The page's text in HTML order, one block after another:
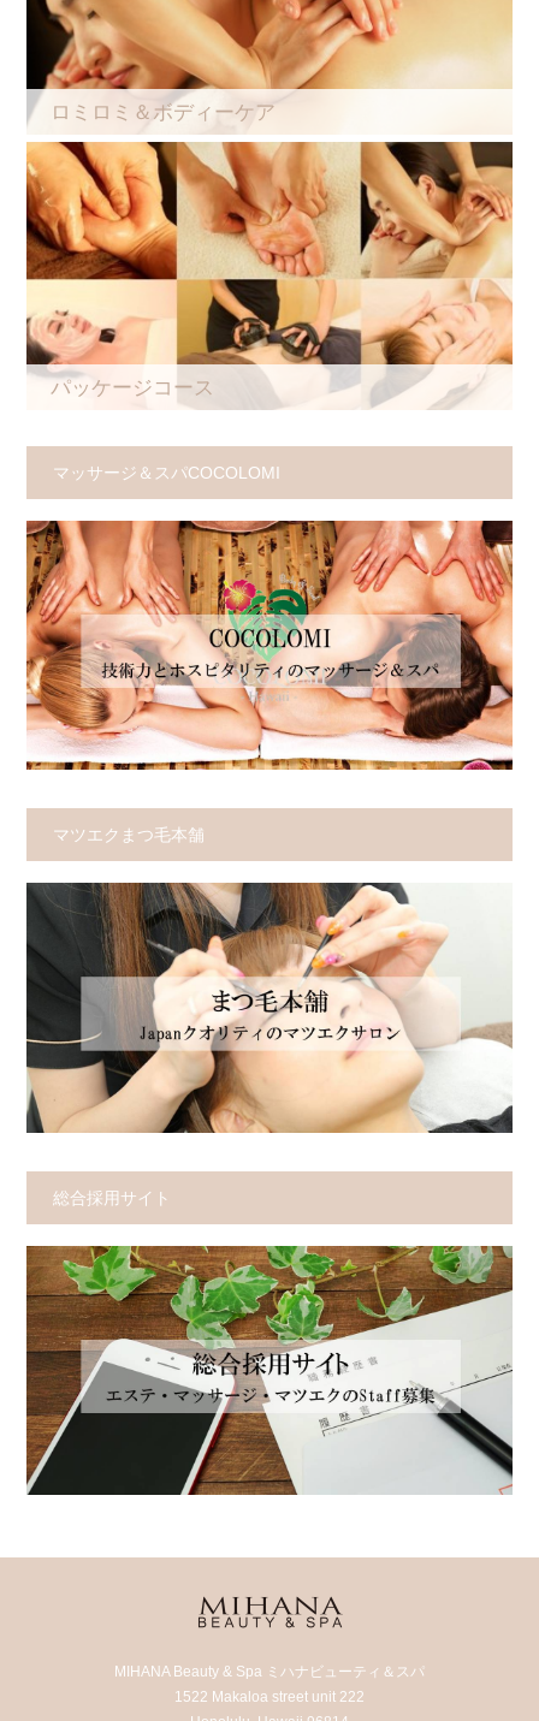
ロミロミ＆ボディーケア
パッケージコース
マッサージ＆スパCOCOLOMI
マツエクまつ毛本舗
総合採用サイト
MIHANA Beauty & Spa ミハナビューティ＆スパ
1522 Makaloa street unit 222